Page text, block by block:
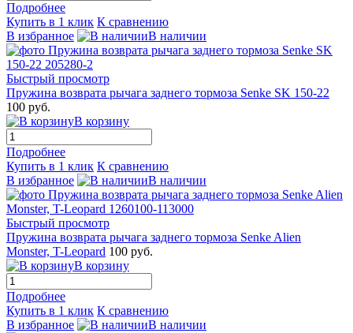
Подробнее
Купить в 1 клик К сравнению
В избранное
В наличии
Быстрый просмотр
Пружина возврата рычага заднего тормоза Senke SK 150-22
100 руб.
В корзину
Подробнее
Купить в 1 клик К сравнению
В избранное
В наличии
Быстрый просмотр
Пружина возврата рычага заднего тормоза Senke Alien
Monster, T-Leopard 100 руб.
В корзину
Подробнее
Купить в 1 клик К сравнению
В избранное
В наличии